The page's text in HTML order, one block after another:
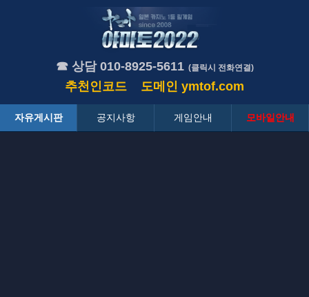
☎ 상담 010-8925-5611 (클릭시 전화연결)
추천인코드 도메인 ymtof.com
자유게시판 공지사항 게임안내 모바일안내